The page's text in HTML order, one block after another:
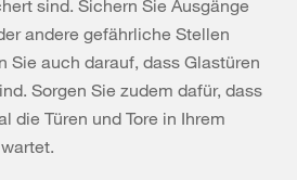
sind. Sichern Sie Ausgänge
andere gefährliche Stellen
Sie auch darauf, dass Glastüren
Sorgen Sie zudem dafür, dass
die Türen und Tore in Ihrem